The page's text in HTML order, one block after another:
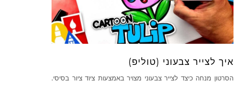
איך לצייר צבעוני (טוליפ)
הסרטון מנחה כיצד לצייר צבעוני מצויר באמצעות ציוד ציור בסיסי.